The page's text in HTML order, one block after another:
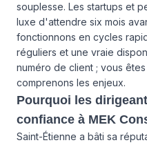
souplesse. Les startups et
luxe d'attendre six mois
fonctionnons en cycles
réguliers et une vraie
numéro de client ; vous
comprenons les enjeux.
Pourquoi les
confiance à MEK
Saint-Étienne a bâti sa